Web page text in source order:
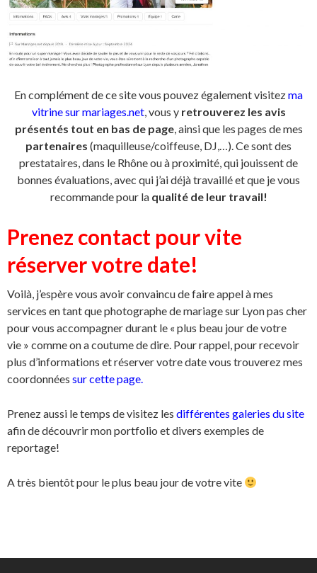
En complément de ce site vous pouvez également visitezma
vitrine sur mariages.net,vous y retrouverez les avis
présentés tout en bas de page, ainsi que les pages de mes
partenaires (maquilleuse/coiffeuse, DJ,…). Ce sont des
prestataires, dans le Rhône ou à proximité, qui jouissent de
bonnes évaluations, avec qui j’ai déjà travaillé et que je vous
recommande pour la qualité de leur travail!
Prenez contact pour vite
réserver votre date!
Voilà, j’espère vous avoir convaincu de faire appel à mes
services en tant quephotographe de mariage sur Lyon pas cher
pour vous accompagner durant le « plus beau jour de votre
vie » comme on a coutume de dire. Pour rappel, pour recevoir
plus d’informations et réserver votre date vous trouverez mes
coordonnées sur cette page.
Prenez aussi le temps de visitez les différentes galeries du site
afin de découvrir mon portfolio et divers exemples de
reportage!
A très bientôt pour le plus beau jour de votre vite